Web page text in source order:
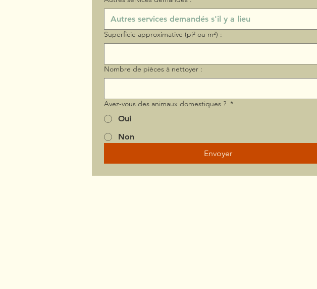
Superficie approximative (pi² ou m²) :
Nombre de pièces à nettoyer :
Avez-vous des animaux domestiques ? *
Oui
Non
Envoyer